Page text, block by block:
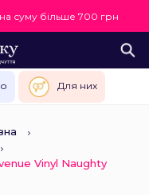
суму більше 700 грн
Для них
Vinyl Naughty